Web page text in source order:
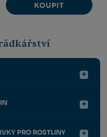
KOUPIT
PRO ROSTLINY